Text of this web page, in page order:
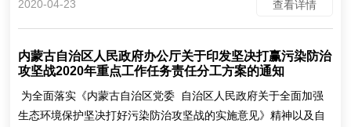
2020-04-23 查看详情
内蒙古自治区人民政府办公厅关于印发坚决打赢污染防治
攻坚战2020年重点工作任务责任分工方案的通知
为全面落实《内蒙古自治区党委 自治区人民政府关于全面加强
生态环境保护坚决打好污染防治攻坚战的实施意见》精神以及自